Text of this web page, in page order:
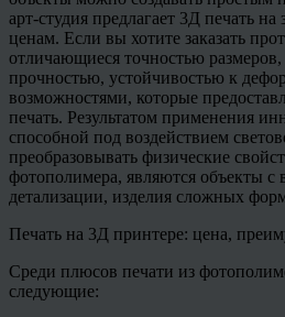
арт-студия предлагает 3Д печать
ценам. Если вы хотите заказать
отличающиеся точностью
прочностью, устойчивостью к
возможностями, которые
печать. Результатом применения
способной под воздействием
преобразовывать физические
фотополимера, являются объекты с
детализации, изделия сложных
Печать на 3Д принтере: цена,
Среди плюсов печати из
следующие: